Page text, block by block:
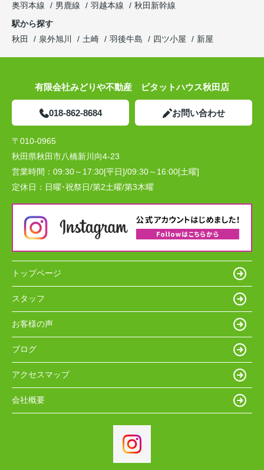
奥羽本線
男鹿線 羽越本線
秋田新幹線
駅から探す
秋田
泉外旭川 土崎 羽後牛島 四ツ小屋 新屋
有限会社みどりや不動産 ピタットハウス秋田店
018-862-8684 お問い合わせ
〒010-0965
秋田県秋田市八橋新川向4-23
営業時間： 09:30～17:30[平日]/09:30～16:00[土曜]
定休日： 日曜･祝祭日/第2土曜/第3木曜
トップページ
スタッフ
お客様の声
ブログ
アクセスマップ
会社概要